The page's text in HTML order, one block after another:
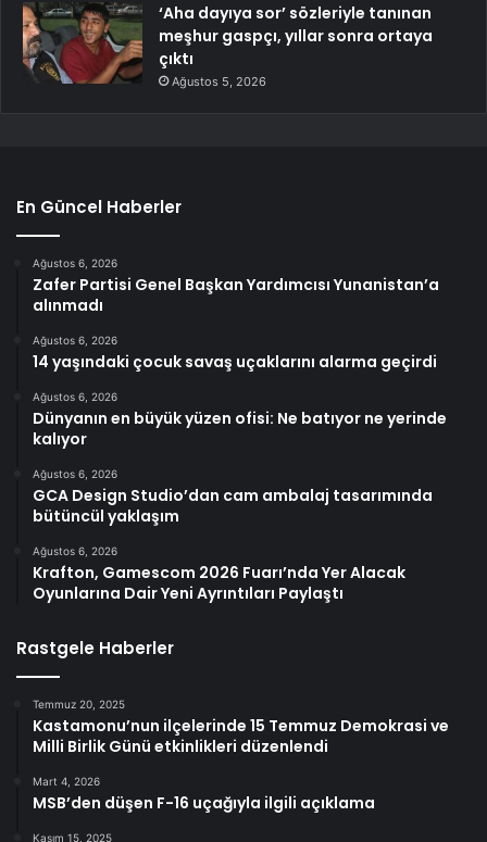
‘Aha dayıya sor’ sözleriyle tanınan
meşhur gaspçı, yıllar sonra ortaya
çıktı
Ağustos 5, 2026
En Güncel Haberler
Ağustos 6, 2026
Zafer Partisi Genel Başkan Yardımcısı Yunanistan’a
alınmadı
Ağustos 6, 2026
14 yaşındaki çocuk savaş uçaklarını alarma geçirdi
Ağustos 6, 2026
Dünyanın en büyük yüzen ofisi: Ne batıyor ne yerinde
kalıyor
Ağustos 6, 2026
GCA Design Studio’dan cam ambalaj tasarımında
bütüncül yaklaşım
Ağustos 6, 2026
Krafton, Gamescom 2026 Fuarı’nda Yer Alacak
Oyunlarına Dair Yeni Ayrıntıları Paylaştı
Rastgele Haberler
Temmuz 20, 2025
Kastamonu’nun ilçelerinde 15 Temmuz Demokrasi ve
Milli Birlik Günü etkinlikleri düzenlendi
Mart 4, 2026
MSB’den düşen F-16 uçağıyla ilgili açıklama
Kasım 15, 2025